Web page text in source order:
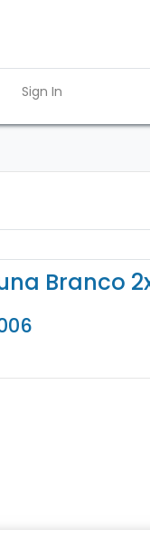
Sign In
Branco